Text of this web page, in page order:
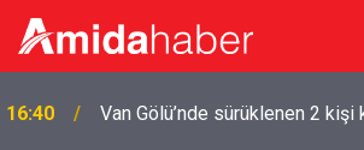
16:40 Van Gölü’nde sürüklenen 2 kişi